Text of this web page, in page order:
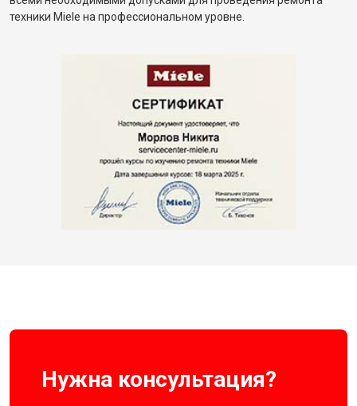
техники Miele на профессиональном уровне.
Нужна консультация?